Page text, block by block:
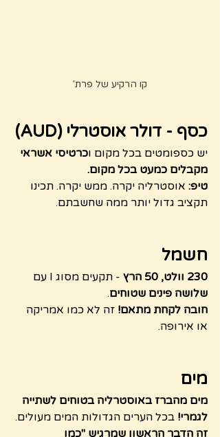
קו הרקיע של פרת'
כסף - דולר אוסטרלי (AUD)
יש כספומטים בכל מקום וכרטיסי אשראי
מקבלים כמעט בכל מקום.
טיפ: אוסטרליה יקרה. ממש יקרה. תכינו
תקציב גדול יותר ממה שחשבתם.
חשמל
230 וולט, 50 הרץ
- תקעים מסוג I עם
שלושה פינים שטוחים.
חובה לקחת מתאם! זה לא כמו אמריקה
או אירופה.
מים
מים מהברז באוסטרליה בטוחים לשתייה
לגמרי! בכל הערים הגדולות המים מעולים.
זה הדבר הראשון שמרגיש "כמו